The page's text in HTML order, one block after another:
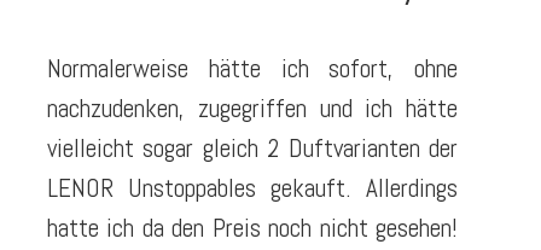
Normalerweise hätte ich sofort, ohne
nachzudenken, zugegriffen und ich hätte
vielleicht sogar gleich 2 Duftvarianten der
LENOR Unstoppables gekauft. Allerdings
hatte ich da den Preis noch nicht gesehen!